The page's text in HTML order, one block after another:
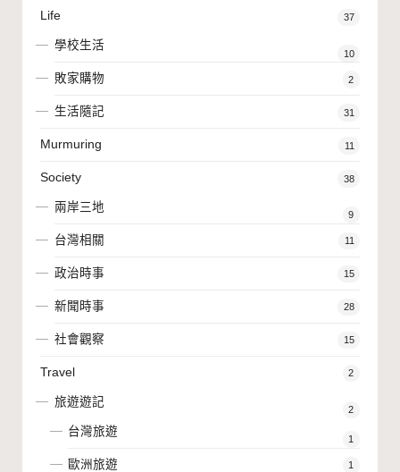
Life 37
學校生活
10
敗家購物 2
生活隨記 31
Murmuring 11
Society 38
兩岸三地
9
台灣相關 11
政治時事 15
新聞時事 28
社會觀察 15
Travel 2
旅遊遊記
2
台灣旅遊
1
歐洲旅遊 1